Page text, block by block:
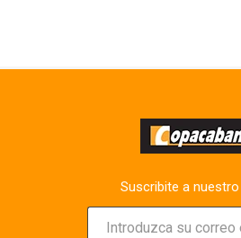
Suscribite a